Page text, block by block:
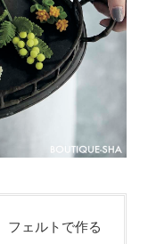
フェルトで作る